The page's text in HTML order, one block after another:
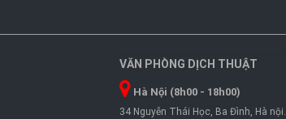
VĂN PHÒNG DỊCH THUẬT
Hà Nội (8h00 - 18h00)
34 Nguyễn Thái Học, Ba Đình, Hà nội.